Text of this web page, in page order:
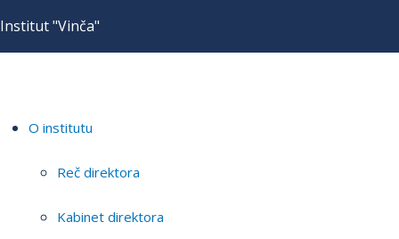
Institut "Vinča"
O institutu
Reč direktora
Kabinet direktora